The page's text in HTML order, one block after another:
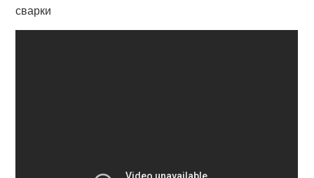
сварки